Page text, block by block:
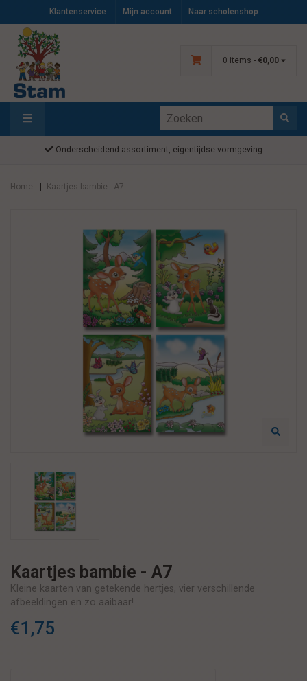
Klantenservice Mijn account Naar scholenshop
0 items - €0,00
Onderscheidend assortiment, eigentijdse vormgeving
Home Kaartjes bambie - A7
Kaartjes bambie - A7
Kleine kaarten van getekende hertjes, vier verschillende
afbeeldingen en zo aaibaar!
€1,75